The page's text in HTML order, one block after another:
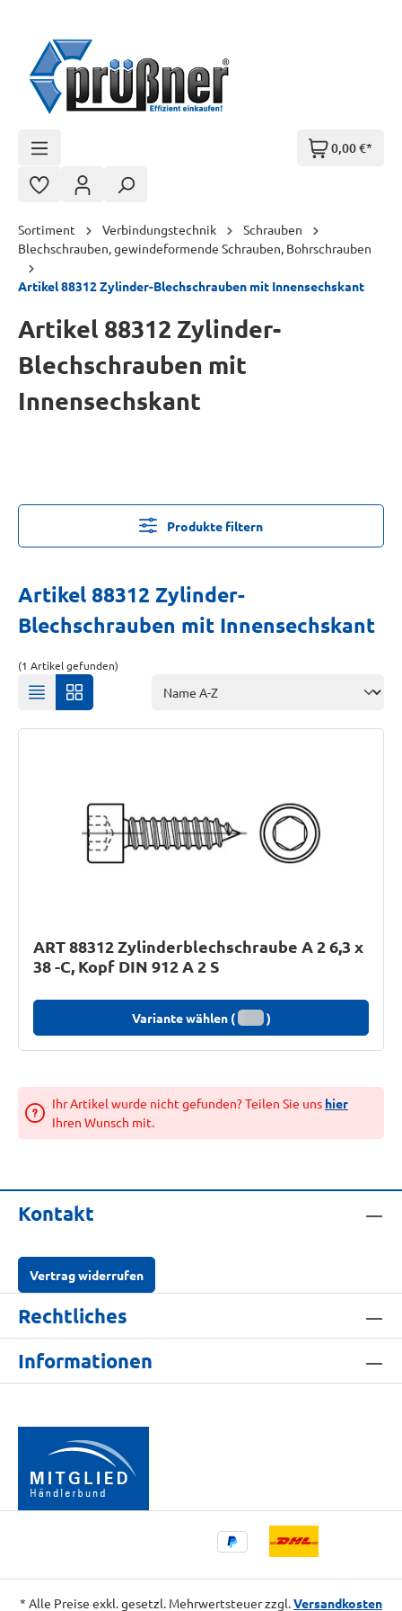
0,00 €*
Sortiment Verbindungstechnik
Schrauben
Blechschrauben, gewindeformende Schrauben, Bohrschrauben
Artikel 88312 Zylinder-Blechschrauben mit Innensechskant
Artikel 88312 Zylinder-
Blechschrauben mit
Innensechskant
Produkte filtern
Artikel 88312 Zylinder-
Blechschrauben mit Innensechskant
(1 Artikel gefunden)
ART 88312 Zylinderblechschraube A 2 6,3 x
38 -C, Kopf DIN 912 A 2 S
Variante wählen ( )
Ihr Artikel wurde nicht gefunden? Teilen Sie uns hier
Ihren Wunsch mit.
Kontakt
Vertrag widerrufen
Rechtliches
Informationen
* Alle Preise exkl. gesetzl. Mehrwertsteuer zzgl.Versandkosten